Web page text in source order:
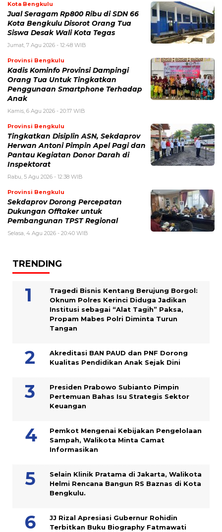
Kota Bengkulu
Jual Seragam Rp800 Ribu di SDN 66
Kota Bengkulu Disorot Orang Tua
Siswa Desak Wali Kota Tegas
Jumat, 7 Agu 2026 - 12:48 WIB
Provinsi Bengkulu
Kadis Kominfo Provinsi Dampingi
Orang Tua Untuk Tingkatkan
Penggunaan Smartphone Terhadap
Anak
Kamis, 6 Agu 2026 - 20:17 WIB
Provinsi Bengkulu
Tingkatkan Disiplin ASN, Sekdaprov
Herwan Antoni Pimpin Apel Pagi dan
Pantau Kegiatan Donor Darah di
Inspektorat
Rabu, 5 Agu 2026 - 12:38 WIB
Provinsi Bengkulu
Sekdaprov Dorong Percepatan
Dukungan Offtaker untuk
Pembangunan TPST Regional
Selasa, 4 Agu 2026 - 20:40 WIB
TRENDING
Tragedi Bisnis Kentang Berujung Borgol:
Oknum Polres Kerinci Diduga Jadikan
Institusi sebagai “Alat Tagih” Paksa,
Propam Mabes Polri Diminta Turun
Tangan
Akreditasi BAN PAUD dan PNF Dorong
Kualitas Pendidikan Anak Sejak Dini
Presiden Prabowo Subianto Pimpin
Pertemuan Bahas Isu Strategis Sektor
Keuangan
Pemkot Mengenai Kebijakan Pengelolaan
Sampah, Walikota Minta Camat
Informasikan
Selain Klinik Pratama di Jakarta, Walikota
Helmi Rencana Bangun RS Baznas di Kota
Bengkulu.
JJ Rizal Apresiasi Gubernur Rohidin
Terbitkan Buku Biography Fatmawati